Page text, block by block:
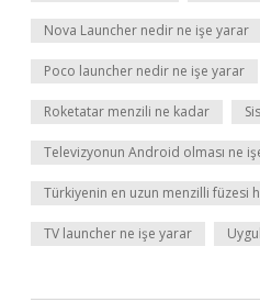
Nova Launcher nedir ne işe yarar
Poco launcher nedir ne işe yarar
Roketatar menzili ne kadar
Televizyonun Android olması ne
Türkiyenin en uzun menzilli füzesi
TV launcher ne işe yarar